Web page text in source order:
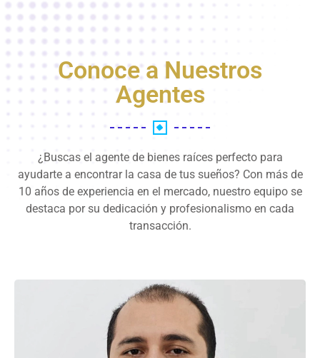
Conoce a Nuestros
Agentes
¿Buscas el agente de bienes raíces perfecto para
ayudarte a encontrar la casa de tus sueños? Con más de
10 años de experiencia en el mercado, nuestro equipo se
destaca por su dedicación y profesionalismo en cada
transacción.